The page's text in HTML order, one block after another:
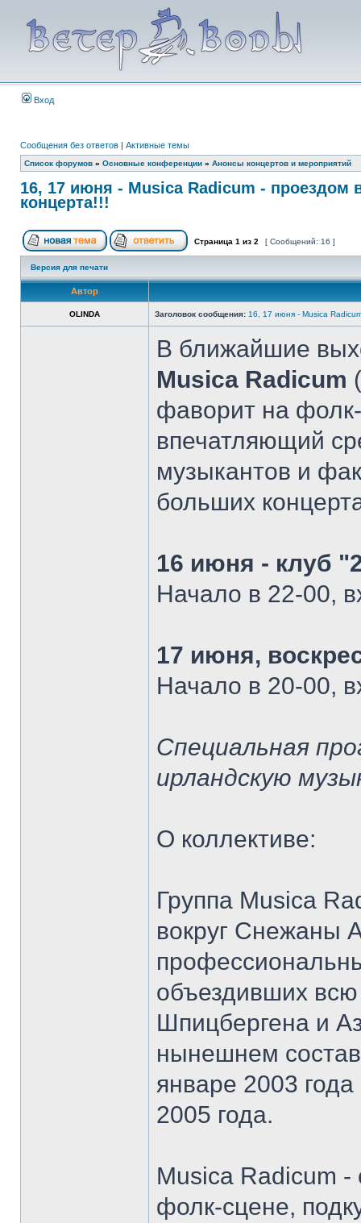
Вход
Сообщения без ответов | Активные темы
Список форумов » Основные конференции » Анонсы концертов и мероприятий
16, 17 июня - Musica Radicum -
концерта!!!
Страница 1 из 2 [ Сообщений: 16 ]
Версия для печати
Автор
OLINDA Заголовок сообщения: 16, 17 июня - Musica
В ближайшие
Musica Radicum
фаворит на
впечатляющий
музыкантов и
больших
16 июня - клуб
Начало в 22-00,
17 июня,
Начало в 20-00,
Специальная
ирландскую
О коллективе:
Группа Musica
вокруг Снежаны
объездивших
Шпицбергена и
нынешнем
январе 2003
2005 года.
Musica Radicum
фолк-сцене,